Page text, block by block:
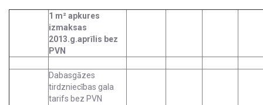
1 m² apkures
izmaksas
2013.g.aprīlis bez
PVN
Dabasgāzes
tirdzniecības gala
tarifs bez PVN